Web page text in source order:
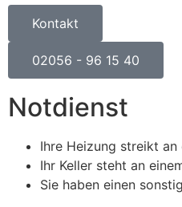
Kontakt
02056 - 96 15 40
Notdienst
Ihre Heizung streikt
Ihr Keller steht an
Sie haben einen